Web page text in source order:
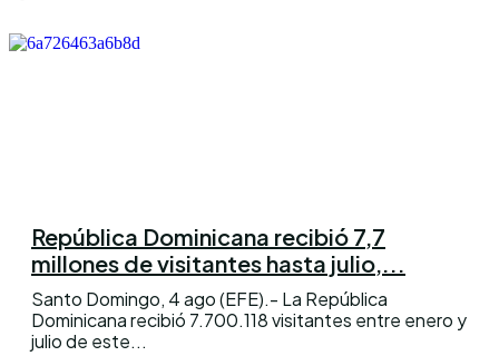
República Dominicana recibió 7,7
millones de visitantes hasta julio,...
Santo Domingo, 4 ago (EFE).- La República
Dominicana recibió 7.700.118 visitantes entre enero y
julio de este...